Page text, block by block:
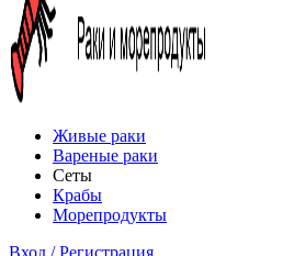
Живые раки
Вареные раки
Сеты
Крабы
Морепродукты
Вход / Регистрация